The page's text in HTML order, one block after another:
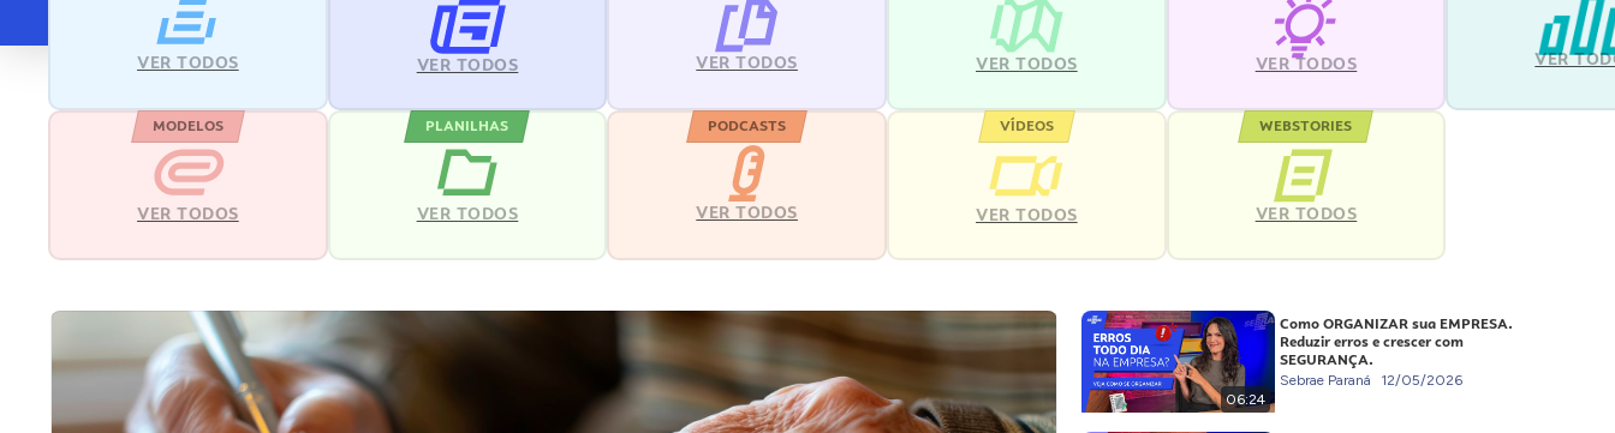
VER TODOS VER TODOS VER TODOS VER TODOS VER TODOS VER
MODELOS
VER TODOS
PLANILHAS
VER TODOS
PODCASTS
VER TODOS
VÍDEOS
VER TODOS
WEBSTORIES
VER TODOS
06:24
Como ORGANIZAR sua EMPRESA.
Reduzir erros e crescer com
SEGURANÇA.
Sebrae Paraná 12/05/2026